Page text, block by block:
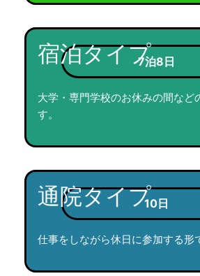
宿泊タイプ7泊8日
大学・専門学校のお休みの間など
す。
通院タイプ10日
仕事をしながら休日に参加する形